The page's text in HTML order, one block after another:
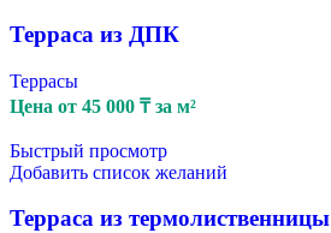
Терраса из ДПК
Террасы
Цена от 45 000 ₸ за м²
Быстрый просмотр
Добавить список желаний
Терраса из термолиственницы